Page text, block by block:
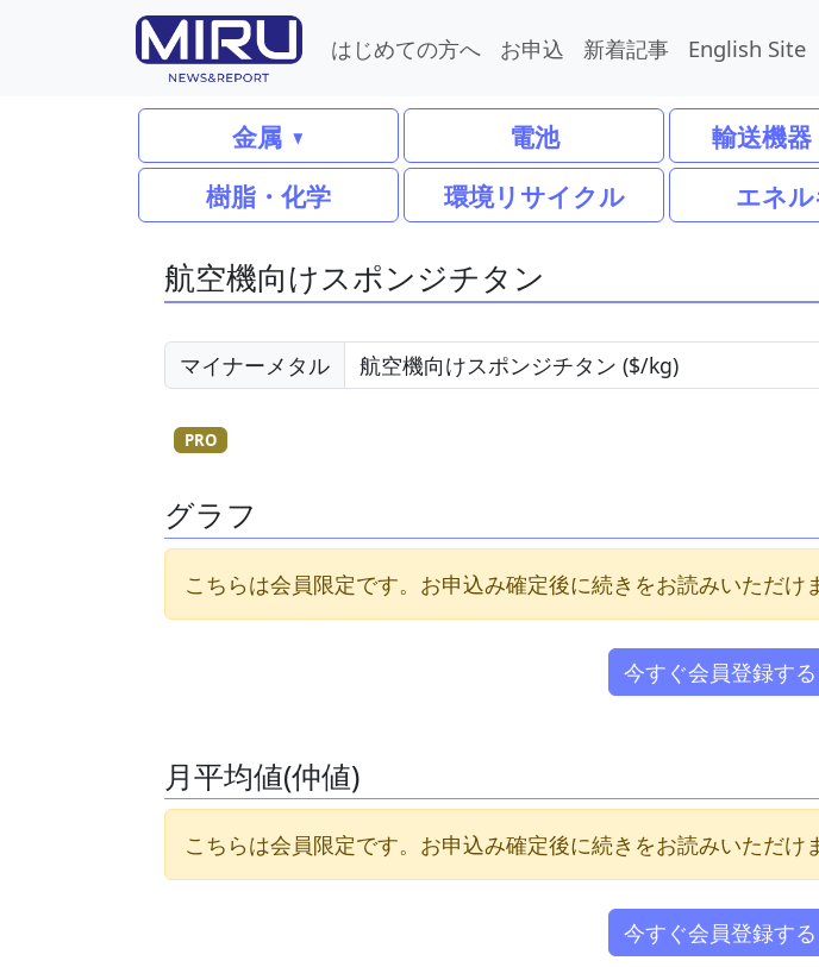
はじめての方へ お申込 新着記事 English Site
金属 電池 輸送機
樹脂・化学
環境リサイクル エネ
航空機向けスポンジチタン
マイナーメタル
PRO
グラフ
こちらは会員限定です。お申込み確定後に続きをお読みいただけ
今すぐ会員登録する
月平均値(仲値)
こちらは会員限定です。お申込み確定後に続きをお読みいただけ
今すぐ会員登録する